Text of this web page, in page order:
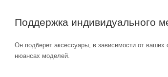
Поддержка индивидуального
Он подберет аксессуары, в зависимости от
нюансах моделей.